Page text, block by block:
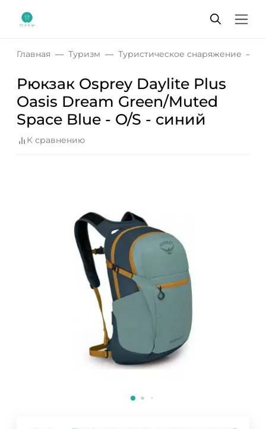
Главная Туризм Туристическое снаряжение
Рюкзак Osprey Daylite Plus
Oasis Dream Green/Muted
Space Blue - O/S - синий
К сравнению